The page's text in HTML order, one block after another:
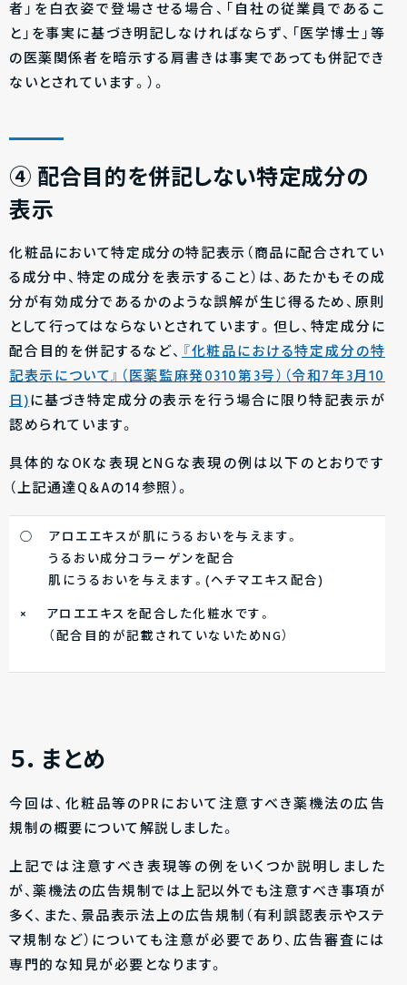
者」を白衣姿で登場させる場合、「自社の従業員であるこ
と」を事実に基づき明記しなければならず、「医学博士」等
の医薬関係者を暗示する肩書きは事実であっても併記でき
ないとされています。）。
④ 配合目的を併記しない特定成分の
表示
化粧品において特定成分の特記表示（商品に配合されてい
る成分中、特定の成分を表示すること）は、あたかもその成
分が有効成分であるかのような誤解が生じ得るため、原則
として行ってはならないとされています。但し、特定成分に
配合目的を併記するなど、『化粧品における特定成分の特
記表示について』（医薬監麻発0310第3号）（令和7年3月10
日)に基づき特定成分の表示を行う場合に限り特記表示が
認められています。
具体的なOKな表現とNGな表現の例は以下のとおりです
（上記通達Q＆Aの14参照）。
○ アロエエキスが肌にうるおいを与えます。
うるおい成分コラーゲンを配合
肌にうるおいを与えます。(ヘチマエキス配合)
× アロエエキスを配合した化粧水です。
（配合目的が記載されていないためNG）
５．まとめ
今回は、化粧品等のPRにおいて注意すべき薬機法の広告
規制の概要について解説しました。
上記では注意すべき表現等の例をいくつか説明しました
が、薬機法の広告規制では上記以外でも注意すべき事項が
多く、また、景品表示法上の広告規制（有利誤認表示やステ
マ規制など）についても注意が必要であり、広告審査には
専門的な知見が必要となります。